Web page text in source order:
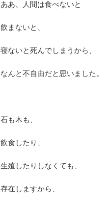
ああ、人間は食べないと
飲まないと、
寝ないと死んでしまうから、
なんと不自由だと思いました。
石も木も、
飲食したり、
生殖したりしなくても、
存在しますから、